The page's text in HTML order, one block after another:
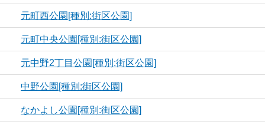
元町西公園[種別:街区公園]
元町中央公園[種別:街区公園]
元中野2丁目公園[種別:街区公園]
中野公園[種別:街区公園]
なかよし公園[種別:街区公園]